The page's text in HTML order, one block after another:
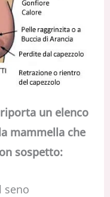
riporta un elenco
mammella che
sospetto:
seno